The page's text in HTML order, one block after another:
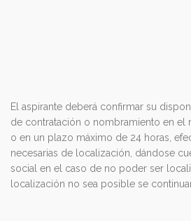
El aspirante deberá confirmar su
de contratación o nombramiento en el
o en un plazo máximo de 24 horas,
necesarias de localización, dándose
social en el caso de no poder ser
localización no sea posible se